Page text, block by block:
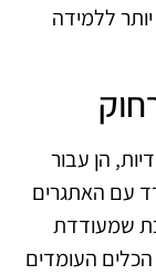
ללמידה
הן עבור
עם האתגרים
שמעודדת
העומדים